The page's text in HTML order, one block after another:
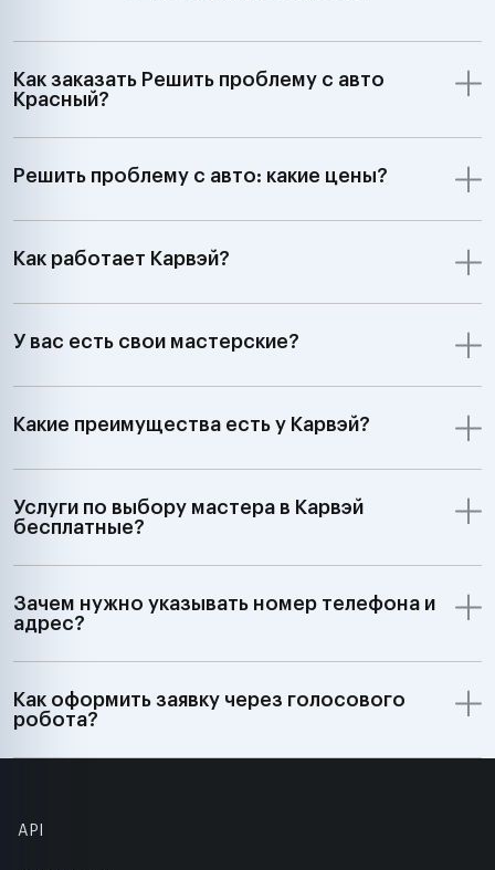
Как заказать Решить проблему с авто
Красный?
Решить проблему с авто: какие цены?
Как работает Карвэй?
У вас есть свои мастерские?
Какие преимущества есть у Карвэй?
Услуги по выбору мастера в Карвэй
бесплатные?
Зачем нужно указывать номер телефона и
адрес?
Как оформить заявку через голосового
робота?
API